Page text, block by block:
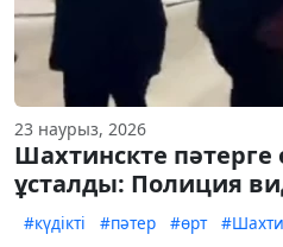
23 наурыз, 2026
Шахтинскте пәтерге
ұсталды: Полиция
#күдікті #пәтер #өрт